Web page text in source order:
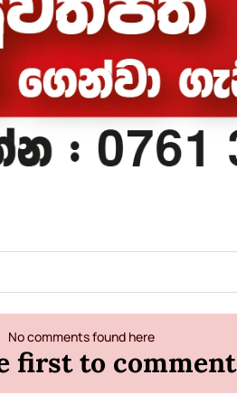
No comments found here
first to comment